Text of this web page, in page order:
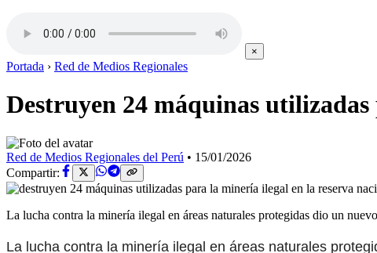
×
Portada › Red de Medios Regionales
Destruyen 24 máquinas
Red de Medios Regionales del Perú • 15/01/2026
Compartir:
La lucha contra la minería ilegal en áreas naturales protegidas dio un
La lucha contra la minería ilegal en áreas naturales